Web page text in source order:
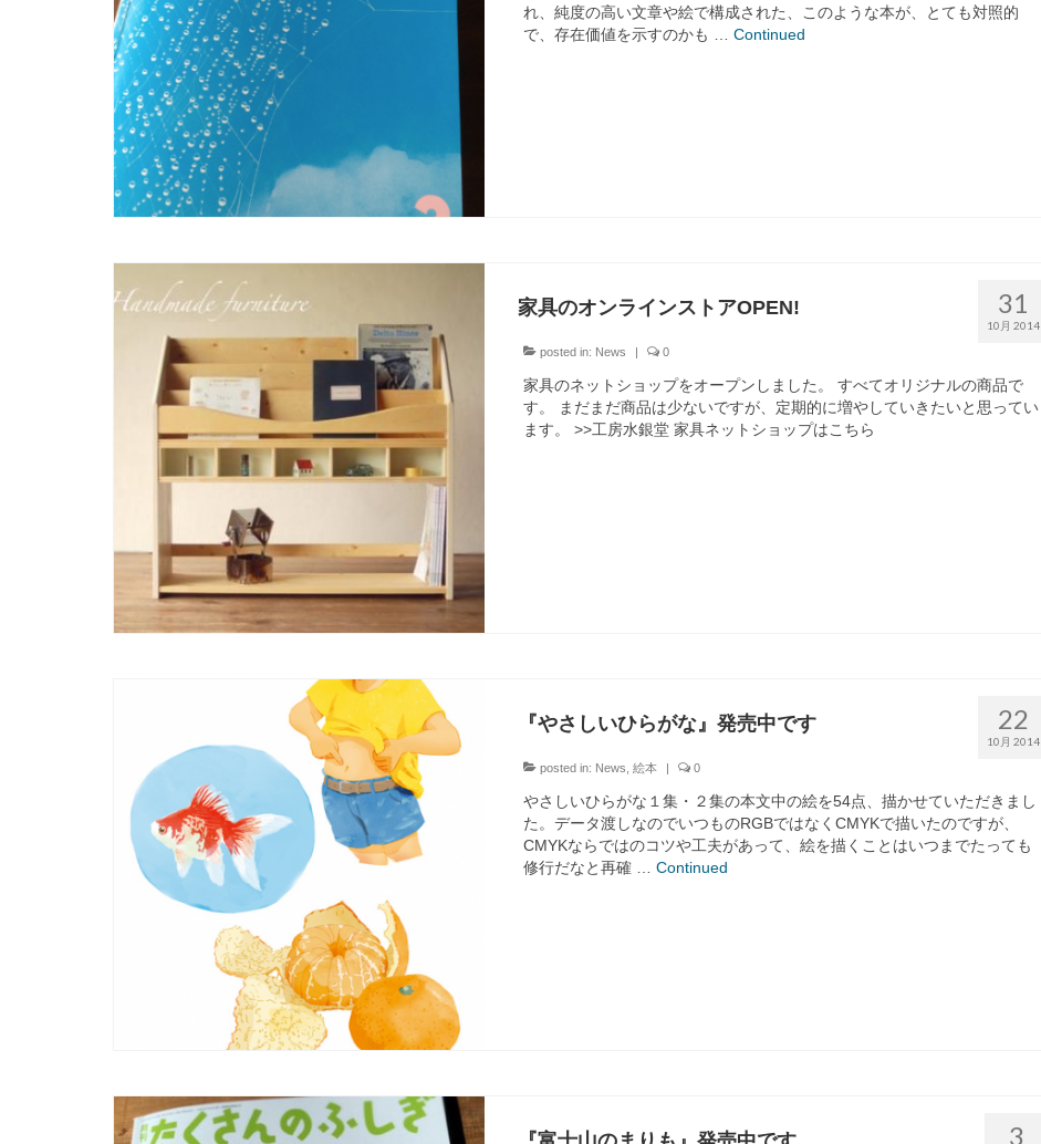
れ、純度の高い文章や絵で構成された、このような本が、とても対照的
で、存在価値を示すのかも … Continued
31
10月 2014
家具のオンラインストアOPEN!
posted in: News | 0
家具のネットショップをオープンしました。 すべてオリジナルの商品で
す。 まだまだ商品は少ないですが、定期的に増やしていきたいと思ってい
ます。 >>工房水銀堂 家具ネットショップはこちら
22
10月 2014
『やさしいひらがな』発売中です
posted in: News 絵本 0
やさしいひらがな１集・２集の本文中の絵を54点、描かせていただきまし
た。データ渡しなのでいつものRGBではなくCMYKで描いたのですが、
CMYKならではのコツや工夫があって、絵を描くことはいつまでたっても
修行だなと再確 … Continued
3